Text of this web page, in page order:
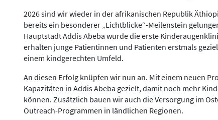
2026 sind wir wieder in der afrikanischen Republik
bereits ein besonderer „Lichtblicke“-Meilenstein
Hauptstadt Addis Abeba wurde die erste
erhalten junge Patientinnen und Patienten erstmals
einem kindgerechten Umfeld.
An diesen Erfolg knüpfen wir nun an. Mit einem neuen
Kapazitäten in Addis Abeba gezielt, damit noch mehr
können. Zusätzlich bauen wir auch die Versorgung im
Outreach-Programmen in ländlichen Regionen.